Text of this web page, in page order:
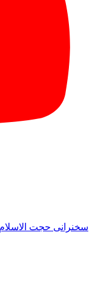
سخنرانی حجت